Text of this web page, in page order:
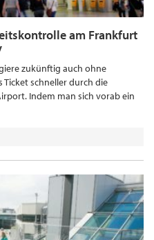
am Frankfurt
zukünftig auch ohne
Ticket schneller durch die
Indem man sich vorab ein